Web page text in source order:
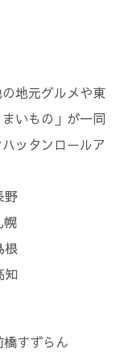
地元グルメや東
いもの」が一同
ッタンロールア
野
幌
根
知
すずらん